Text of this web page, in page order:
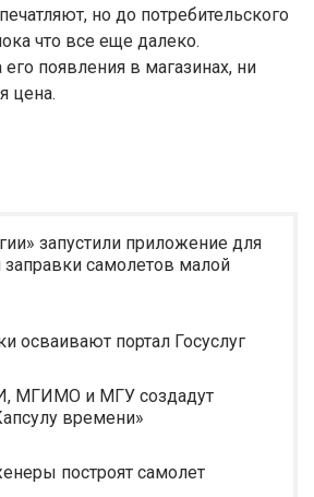
но до потребительского
что все еще далеко.
его появления в магазинах, ни
цена.
запустили приложение для
заправки самолетов малой
осваивают портал Госуслуг
МГИМО и МГУ создадут
времени»
построят самолет